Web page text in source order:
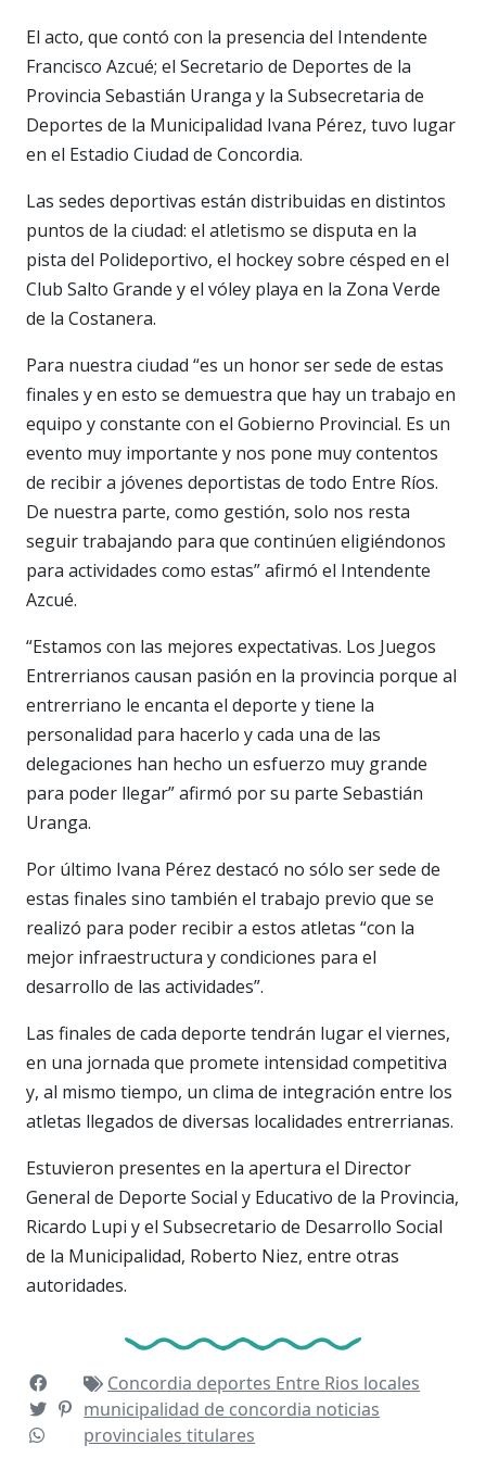
El acto, que contó con la presencia del Intendente
Francisco Azcué; el Secretario de Deportes de la
Provincia Sebastián Uranga y la Subsecretaria de
Deportes de la Municipalidad Ivana Pérez, tuvo lugar
en el Estadio Ciudad de Concordia.
Las sedes deportivas están distribuidas en distintos
puntos de la ciudad: el atletismo se disputa en la
pista del Polideportivo, el hockey sobre césped en el
Club Salto Grande y el vóley playa en la Zona Verde
de la Costanera.
Para nuestra ciudad “es un honor ser sede de estas
finales y en esto se demuestra que hay un trabajo en
equipo y constante con el Gobierno Provincial. Es un
evento muy importante y nos pone muy contentos
de recibir a jóvenes deportistas de todo Entre Ríos.
De nuestra parte, como gestión, solo nos resta
seguir trabajando para que continúen eligiéndonos
para actividades como estas” afirmó el Intendente
Azcué.
“Estamos con las mejores expectativas. Los Juegos
Entrerrianos causan pasión en la provincia porque al
entrerriano le encanta el deporte y tiene la
personalidad para hacerlo y cada una de las
delegaciones han hecho un esfuerzo muy grande
para poder llegar” afirmó por su parte Sebastián
Uranga.
Por último Ivana Pérez destacó no sólo ser sede de
estas finales sino también el trabajo previo que se
realizó para poder recibir a estos atletas “con la
mejor infraestructura y condiciones para el
desarrollo de las actividades”.
Las finales de cada deporte tendrán lugar el viernes,
en una jornada que promete intensidad competitiva
y, al mismo tiempo, un clima de integración entre los
atletas llegados de diversas localidades entrerrianas.
Estuvieron presentes en la apertura el Director
General de Deporte Social y Educativo de la Provincia,
Ricardo Lupi y el Subsecretario de Desarrollo Social
de la Municipalidad, Roberto Niez, entre otras
autoridades.
Concordia deportes Entre Rios locales
municipalidad de concordia noticias
provincialestitulares